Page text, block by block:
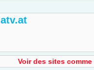
atv.at
Voir des sites comme